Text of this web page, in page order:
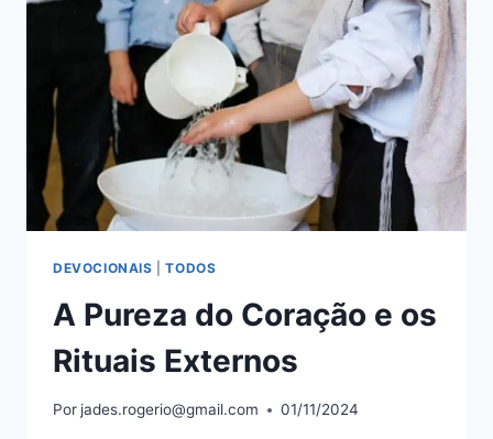
DEVOCIONAIS |TODOS
A Pureza do Coração e os
Rituais Externos
Por jades.rogerio@gmail.com 01/11/2024